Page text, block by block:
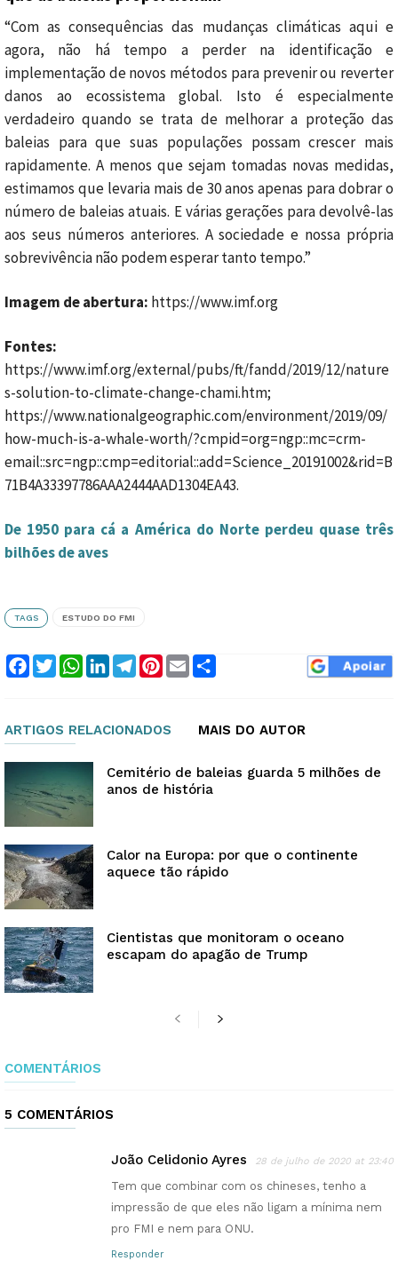
“Com as consequências das mudanças climáticas aqui e
agora, não há tempo a perder na identificação e
implementação de novos métodos para prevenir ou reverter
danos ao ecossistema global. Isto é especialmente
verdadeiro quando se trata de melhorar a proteção das
baleias para que suas populações possam crescer mais
rapidamente. A menos que sejam tomadas novas medidas,
estimamos que levaria mais de 30 anos apenas para dobrar o
número de baleias atuais. E várias gerações para devolvê-las
aos seus números anteriores. A sociedade e nossa própria
sobrevivência não podem esperar tanto tempo.”
Imagem de abertura: https://www.imf.org
Fontes:
https://www.imf.org/external/pubs/ft/fandd/2019/12/nature
s-solution-to-climate-change-chami.htm;
https://www.nationalgeographic.com/environment/2019/09/
how-much-is-a-whale-worth/?cmpid=org=ngp::mc=crm-
email::src=ngp::cmp=editorial::add=Science_20191002&rid=B
71B4A33397786AAA2444AAD1304EA43.
De 1950 para cá a América do Norte perdeu quase três
bilhões de aves
TAGS ESTUDO DO FMI
Facebook
TwitterWhatsApp
LinkedInTelegram
Pinterest
Email
ARTIGOS RELACIONADOS MAIS DO AUTOR
Cemitério de baleias guarda 5 milhões de
anos de história
Calor na Europa: por que o continente
aquece tão rápido
Cientistas que monitoram o oceano
escapam do apagão de Trump
COMENTÁRIOS
5 COMENTÁRIOS
João Celidonio Ayres 28 de julho de 2020 at 23:40
Tem que combinar com os chineses, tenho a
impressão de que eles não ligam a mínima nem
pro FMI e nem para ONU.
Responder